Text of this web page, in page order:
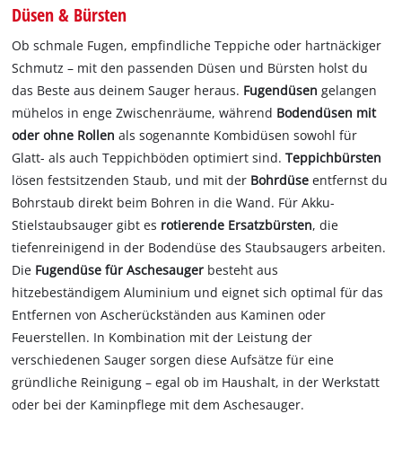
Düsen & Bürsten
Ob schmale Fugen, empfindliche Teppiche oder hartnäckiger
Schmutz – mit den passenden Düsen und Bürsten holst du
das Beste aus deinem Sauger heraus. Fugendüsen gelangen
mühelos in enge Zwischenräume, während Bodendüsen mit
oder ohne Rollen als sogenannte Kombidüsen sowohl für
Glatt- als auch Teppichböden optimiert sind.Teppichbürsten
lösen festsitzenden Staub, und mit der Bohrdüse entfernst du
Bohrstaub direkt beim Bohren in die Wand. Für Akku-
Stielstaubsauger gibt es rotierende Ersatzbürsten, die
tiefenreinigend in der Bodendüse des Staubsaugers arbeiten.
Die Fugendüse für Aschesauger besteht aus
hitzebeständigem Aluminium und eignet sich optimal für das
Entfernen von Ascherückständen aus Kaminen oder
Feuerstellen. In Kombination mit der Leistung der
verschiedenen Sauger sorgen diese Aufsätze für eine
gründliche Reinigung – egal ob im Haushalt, in der Werkstatt
oder bei der Kaminpflege mit dem Aschesauger.